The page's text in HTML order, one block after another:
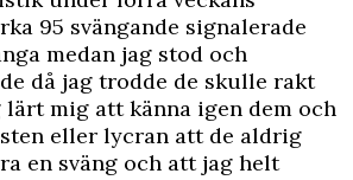
95 svängande signalerade
medan jag stod och
då jag trodde de skulle rakt
lärt mig att känna igen dem och
eller lycran att de aldrig
en sväng och att jag helt